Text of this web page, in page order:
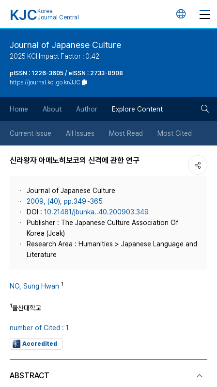
KJC Korea
Journal Central
언
튼
Journal of Japanese Culture
2025 KCI Impact Factor : 0.42
pISSN : 1226-3605 / eISSN : 2733-8908
https://journal.kci.go.kr/JJC
Home About Author Explore Content
Current Issue All Issues Most Read Most Cited
신라왕자 아메노히보코의 신격에 관한 연구
Journal of Japanese Culture
2009, (40), pp.349~365
DOI : 10.21481/jbunka..40.200903.349
Publisher : The Japanese Culture Association Of
Korea (Jcak)
Research Area : Humanities > Japanese Language and
Literature
NO, Sung Hwan 1
1울산대학교
number of Cited : 1
Accredited
ABSTRACT